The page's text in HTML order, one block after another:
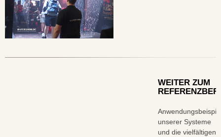
WEITER ZUM
unserer Systeme
und die vielfältigen